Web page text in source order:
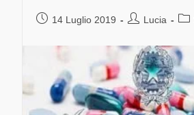
14 Luglio 2019 Lucia